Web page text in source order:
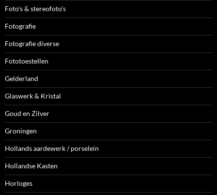
Foto's & stereofoto's
Fotografie
Fotografie diverse
Fototoestellen
Gelderland
Glaswerk & Kristal
Goud en Zilver
Groningen
Hollands aardewerk / porselein
Hollandse Kasten
Horloges